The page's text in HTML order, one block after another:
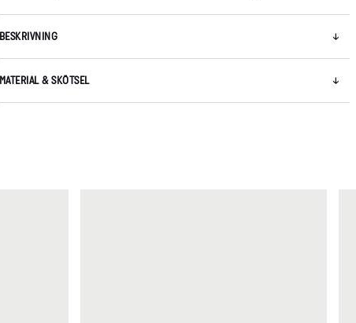
BESKRIVNING
MATERIAL & SKÖTSEL